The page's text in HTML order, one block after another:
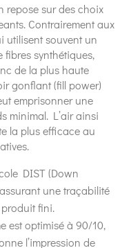
repose sur des choix
Contrairement aux
utilisent souvent un
fibres synthétiques,
de la plus haute
gonflant (fill power)
emprisonner une
minimal. L’air ainsi
la plus efficace au
DIST (Down
une traçabilité
produit fini.
est optimisé à 90/10,
l’impression de